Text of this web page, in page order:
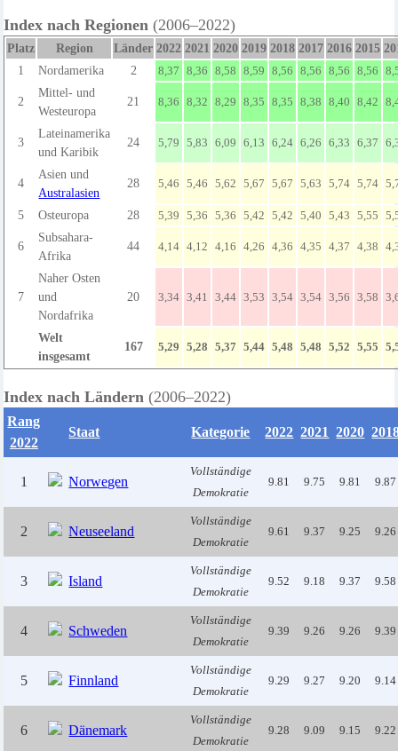
Index nach Regionen (2006–2022)
Platz Region Länder 2022 2021 2020 2019 2018 2017 2016 2015
1
Nordamerika 2 8,37 8,36 8,58 8,59 8,56 8,56 8,56 8,56
2
Mittel- und
Westeuropa
21 8,36 8,32 8,29 8,35 8,35 8,38 8,40 8,42
3
Lateinamerika
und Karibik
24 5,79 5,83 6,09 6,13 6,24 6,26 6,33 6,37
4
Asien und
Australasien
28 5,46 5,46 5,62 5,67 5,67 5,63 5,74 5,74
5 Osteuropa 28 5,39 5,36 5,36 5,42 5,42 5,40 5,43 5,55
6
Subsahara-
Afrika
44 4,14 4,12 4,16 4,26 4,36 4,35 4,37 4,38
7
Naher Osten
und
Nordafrika
20 3,34 3,41 3,44 3,53 3,54 3,54 3,56 3,58
Welt
insgesamt
167 5,29 5,28 5,37 5,44 5,48 5,48 5,52 5,55
Index nach Ländern (2006–2022)
Rang
2022
Staat Kategorie 2022 2021 2020
1 Norwegen
Vollständige
Demokratie
9.81 9.75 9.81 9.87
2 Neuseeland
Vollständige
Demokratie
9.61 9.37 9.25 9.26
3 Island
Vollständige
Demokratie
9.52 9.18 9.37 9.58
4 Schweden
Vollständige
Demokratie
9.39 9.26 9.26 9.39
5 Finnland
Vollständige
Demokratie
9.29 9.27 9.20 9.14
6 Dänemark
Vollständige
Demokratie
9.28 9.09 9.15 9.22